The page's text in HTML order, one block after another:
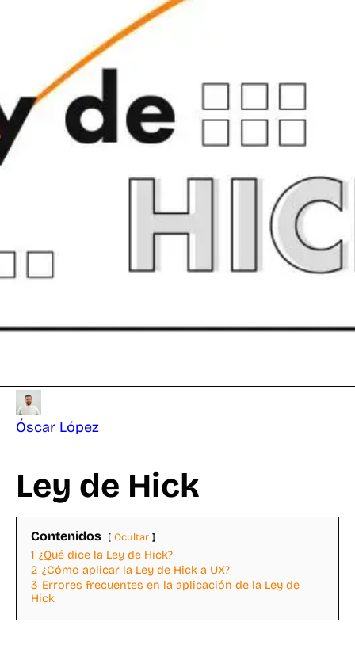
Óscar López
Ley de Hick
Contenidos Ocultar
1 ¿Qué dice la Ley de Hick?
2 ¿Cómo aplicar la Ley de Hick a UX?
3 Errores frecuentes en la aplicación de la Ley de
Hick